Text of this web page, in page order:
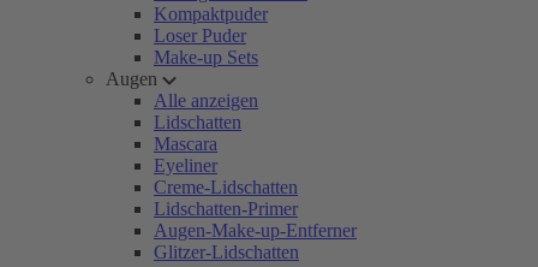
Kompaktpuder
Loser Puder
Make-up Sets
Augen
Alle anzeigen
Lidschatten
Mascara
Eyeliner
Creme-Lidschatten
Lidschatten-Primer
Augen-Make-up-Entferner
Glitzer-Lidschatten